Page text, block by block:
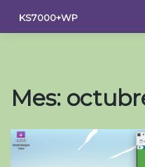
contenido
KS7000+WP
Mes: